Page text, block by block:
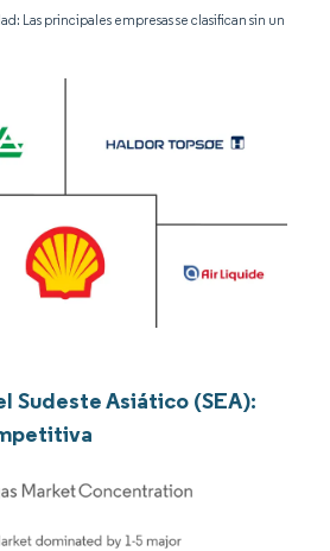
Las principales empresas se clasifican sin un
Sudeste Asiático (SEA):